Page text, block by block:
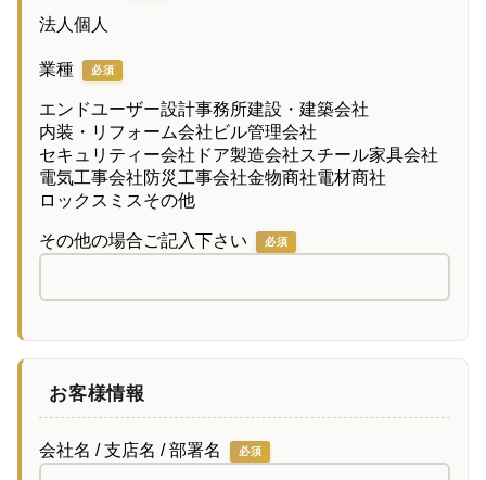
法人個人
業種 必須
エンドユーザー設計事務所建設・建築会社
内装・リフォーム会社 ビル管理会社
セキュリティー会社 ドア製造会社スチール家具会社
電気工事会社防災工事会社金物商社電材商社
ロックスミスその他
その他の場合ご記入下さい 必須
お客様情報
会社名 / 支店名 / 部署名 必須